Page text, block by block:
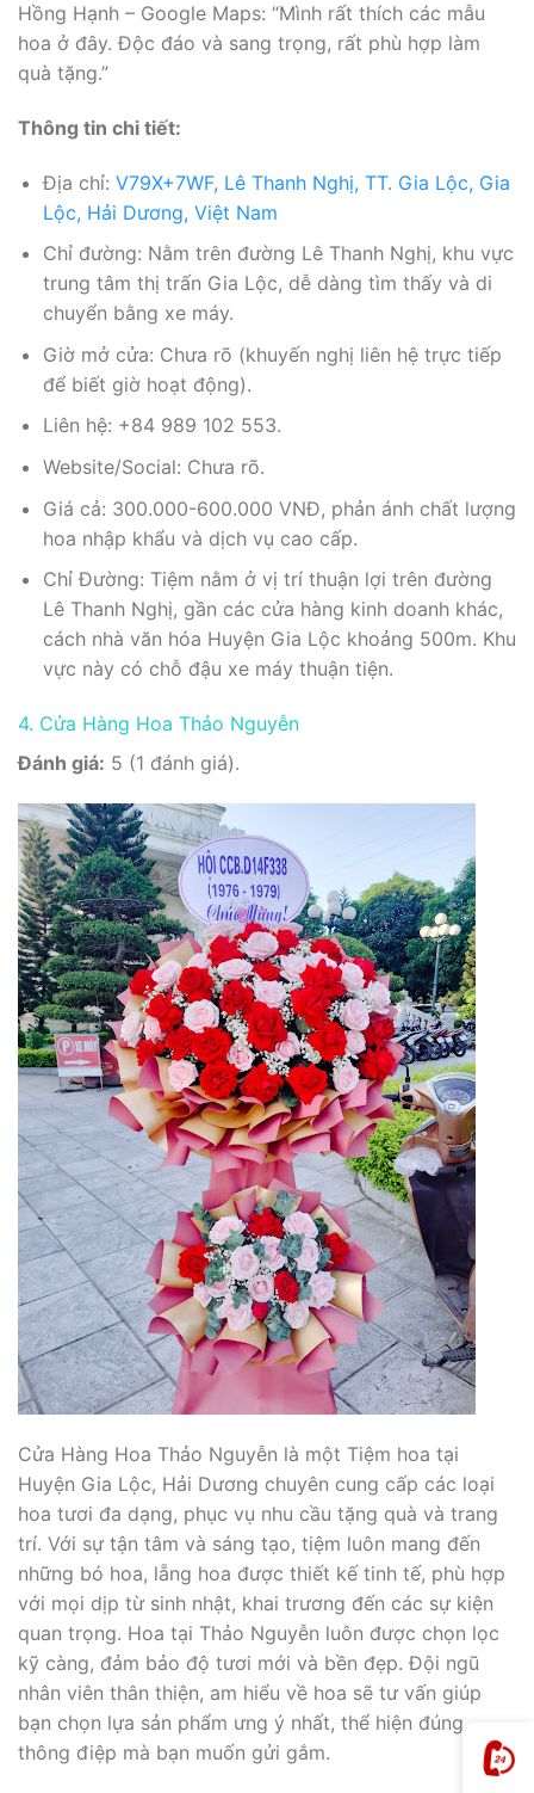
Hồng Hạnh – Google Maps: “Mình rất thích các mẫu
hoa ở đây. Độc đáo và sang trọng, rất phù hợp làm
quà tặng.”
Thông tin chi tiết:
Địa chỉ: V79X+7WF, Lê Thanh Nghị, TT. Gia Lộc, Gia
Lộc, Hải Dương, Việt Nam
Chỉ đường: Nằm trên đường Lê Thanh Nghị, khu vực
trung tâm thị trấn Gia Lộc, dễ dàng tìm thấy và di
chuyển bằng xe máy.
Giờ mở cửa: Chưa rõ (khuyến nghị liên hệ trực tiếp
để biết giờ hoạt động).
Liên hệ: +84 989 102 553.
Website/Social: Chưa rõ.
Giá cả: 300.000-600.000 VNĐ, phản ánh chất lượng
hoa nhập khẩu và dịch vụ cao cấp.
Chỉ Đường: Tiệm nằm ở vị trí thuận lợi trên đường
Lê Thanh Nghị, gần các cửa hàng kinh doanh khác,
cách nhà văn hóa Huyện Gia Lộc khoảng 500m. Khu
vực này có chỗ đậu xe máy thuận tiện.
4. Cửa Hàng Hoa Thảo Nguyễn
Đánh giá: 5 (1 đánh giá).
Cửa Hàng Hoa Thảo Nguyễn là một Tiệm hoa tại
Huyện Gia Lộc, Hải Dương chuyên cung cấp các loại
hoa tươi đa dạng, phục vụ nhu cầu tặng quà và trang
trí. Với sự tận tâm và sáng tạo, tiệm luôn mang đến
những bó hoa, lẵng hoa được thiết kế tinh tế, phù hợp
với mọi dịp từ sinh nhật, khai trương đến các sự kiện
quan trọng. Hoa tại Thảo Nguyễn luôn được chọn lọc
kỹ càng, đảm bảo độ tươi mới và bền đẹp. Đội ngũ
nhân viên thân thiện, am hiểu về hoa sẽ tư vấn giúp
bạn chọn lựa sản phẩm ưng ý nhất, thể hiện đúng
thông điệp mà bạn muốn gửi gắm.